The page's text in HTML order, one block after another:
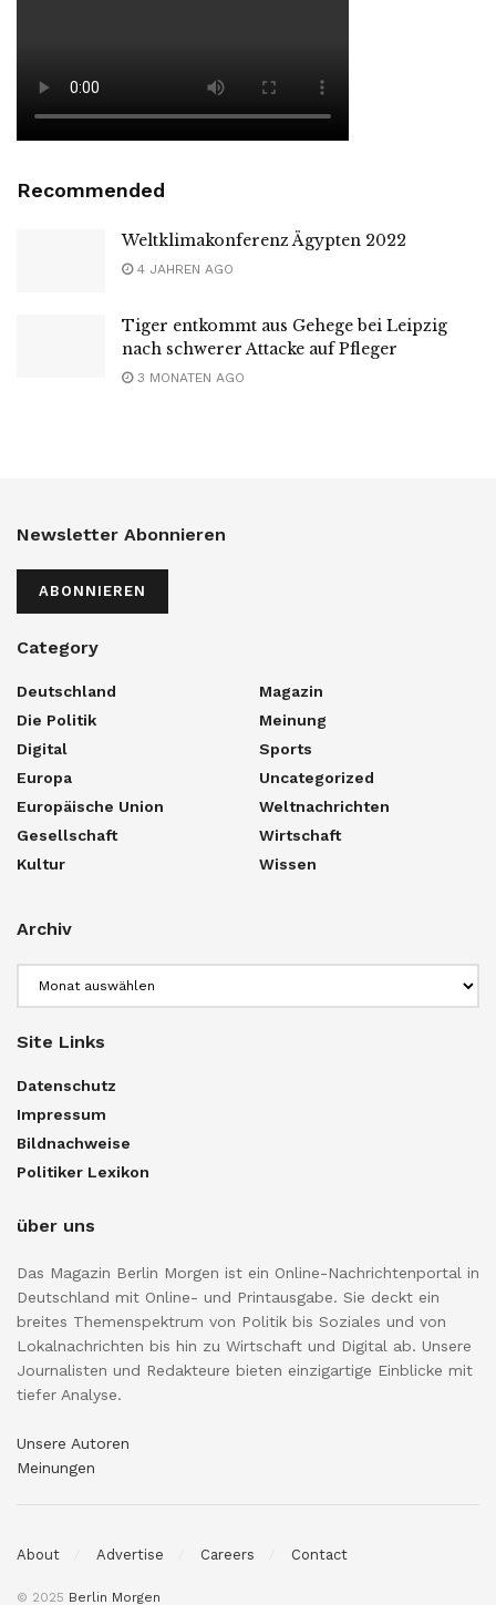
Recommended
Weltklimakonferenz Ägypten 2022
4 JAHREN AGO
Tiger entkommt aus Gehege bei Leipzig
nach schwerer Attacke auf Pfleger
3 MONATEN AGO
Newsletter Abonnieren
ABONNIEREN
Category
Deutschland
Die Politik
Digital
Europa
Europäische Union
Gesellschaft
Kultur
Magazin
Meinung
Sports
Uncategorized
Weltnachrichten
Wirtschaft
Wissen
Archiv
Site Links
Datenschutz
Impressum
Bildnachweise
Politiker Lexikon
über uns
Das Magazin Berlin Morgen ist ein Online-Nachrichtenportal in
Deutschland mit Online- und Printausgabe. Sie deckt ein
breites Themenspektrum von Politik bis Soziales und von
Lokalnachrichten bis hin zu Wirtschaft und Digital ab. Unsere
Journalisten und Redakteure bieten einzigartige Einblicke mit
tiefer Analyse.
Unsere Autoren
Meinungen
About Advertise Careers Contact
© 2025 Berlin Morgen